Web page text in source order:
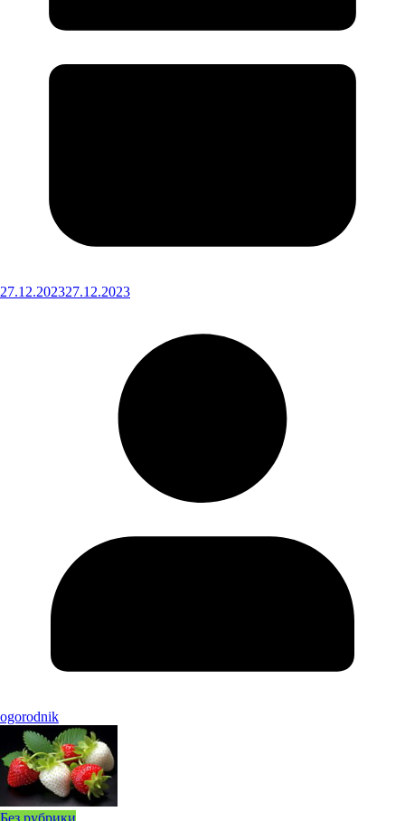
27.12.202327.12.2023
ogorodnik
Без рубрики